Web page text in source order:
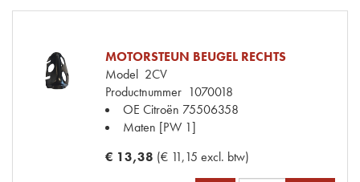
MOTORSTEUN BEUGEL RECHTS
Model 2CV
Productnummer 1070018
OE Citroën 75506358
Maten [PW 1]
€ 13,38 (€ 11,15 excl. btw)